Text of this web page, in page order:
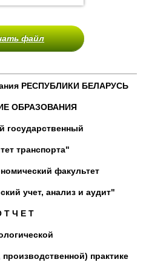
файл
РЕСПУБЛИКИ БЕЛАРУСЬ
ОБРАЗОВАНИЯ
государственный
транспорта"
факультет
учет, анализ и аудит"
Т Ч Е Т
практике